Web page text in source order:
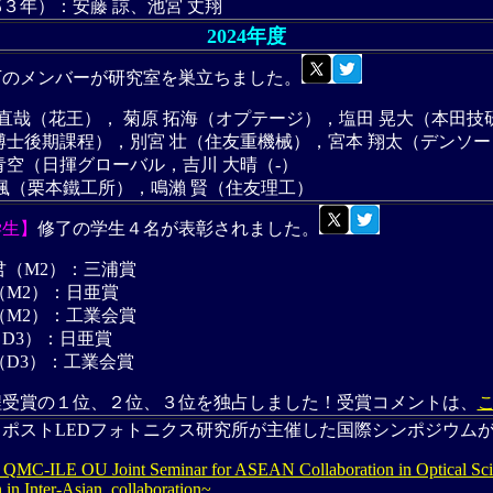
年）：安藤 諒、池宮 丈翔
2024年度
メンバーが研究室を巣立ちました。
哉（花王）， 菊原 拓海（オプテージ），塩田 晃大（本田技
士後期課程），別宮 壮（住友重機械），宮本 翔太（デンソ
（日揮グローバル，吉川 大晴（-）
（栗本鐵工所），鳴瀨 賢（住友理工）
】 修了の学生４名が表彰されました。
（M2）：三浦賞
M2）：日亜賞
M2）：工業会賞
）：日亜賞
D3）：工業会賞
賞の１位、２位、３位を独占しました！受賞コメントは、
ポストLEDフォトニクス研究所が主催した国際シンポジウム
ILE OU Joint Seminar for ASEAN Collaboration in Optical
Inter-Asian collaboration~